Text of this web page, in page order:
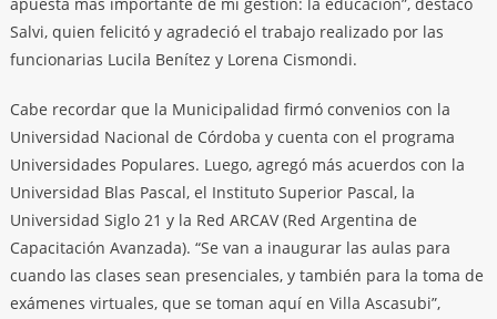
apuesta más importante de mi gestión: la educación”, destacó
Salvi, quien felicitó y agradeció el trabajo realizado por las
funcionarias Lucila Benítez y Lorena Cismondi.
Cabe recordar que la Municipalidad firmó convenios con la
Universidad Nacional de Córdoba y cuenta con el programa
Universidades Populares. Luego, agregó más acuerdos con la
Universidad Blas Pascal, el Instituto Superior Pascal, la
Universidad Siglo 21 y la Red ARCAV (Red Argentina de
Capacitación Avanzada). “Se van a inaugurar las aulas para
cuando las clases sean presenciales, y también para la toma de
exámenes virtuales, que se toman aquí en Villa Ascasubi”,